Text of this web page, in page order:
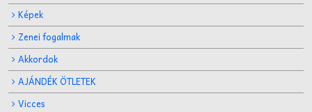
Képek
Zenei fogalmak
Akkordok
AJÁNDÉK ÖTLETEK
Vicces